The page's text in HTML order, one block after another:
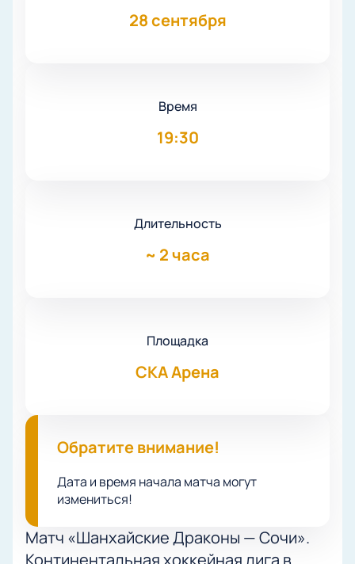
28 сентября
Время
19:30
Длительность
~ 2 часа
Площадка
СКА Арена
Обратите внимание!
Дата и время начала матча могут
измениться!
Матч «Шанхайские Драконы — Сочи».